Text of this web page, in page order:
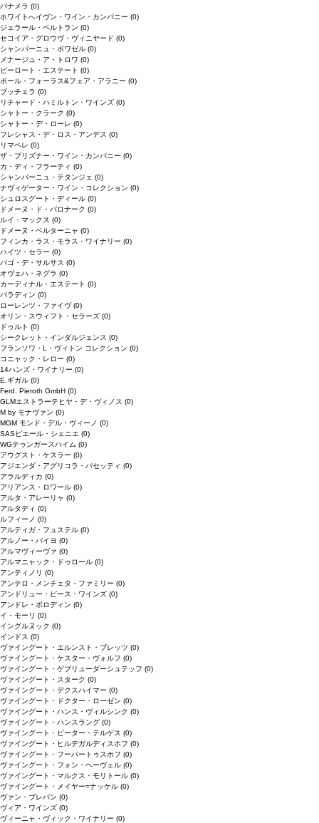
パナメラ (0)
ホワイトへイヴン・ワイン・カンパニー (0)
ジェラール・ベルトラン (0)
セコイア・グロウヴ・ヴィニヤード (0)
シャンパーニュ・ボワゼル (0)
メナージュ・ア・トロワ (0)
ピーロート・エステート (0)
ボール・フォーラス&フェア・アラニー (0)
ブッチェラ (0)
リチャード・ハミルトン・ワインズ (0)
シャトー・クラーク (0)
シャトー・デ・ローレ (0)
フレシャス・デ・ロス・アンデス (0)
リマペレ (0)
ザ・プリズナー・ワイン・カンパニー (0)
カ・ディ・フラーティ (0)
シャンパーニュ・テタンジェ (0)
ナヴィゲーター・ワイン・コレクション (0)
シュロスグート・ディール (0)
ドメーヌ・ド・バロナーク (0)
ルイ・マックス (0)
ドメーヌ・ベルターニャ (0)
フィンカ・ラス・モラス・ワイナリー (0)
ハイツ・セラー (0)
パゴ・デ・サルサス (0)
オヴェハ・ネグラ (0)
カーディナル・エステート (0)
パラディン (0)
ローレンツ・ファイヴ(0)
オリン・スウィフト・セラーズ (0)
ドゥルト (0)
シークレット・インダルジェンス (0)
フランソワ・L・ヴィトン コレクション (0)
コニャック・レロー (0)
14ハンズ・ワイナリー (0)
E.ギガル (0)
Ferd. Pieroth GmbH (0)
GLMエストラーテヒヤ・デ・ヴィノス (0)
M by モナヴァン (0)
MGM モンド・デル・ヴィーノ (0)
SASピエール・シェニエ (0)
WGテゥンガースハイム (0)
アウグスト・ケスラー (0)
アジエンダ・アグリコラ・パセッティ (0)
アラルディカ (0)
アリアンス・ロワール (0)
アルタ・アレーリャ (0)
アルタディ (0)
ルフィーノ (0)
アルティガ・フュステル (0)
アルノー・バイヨ (0)
アルマヴィーヴァ (0)
アルマニャック・ドゥロール (0)
アンティノリ (0)
アンテロ・メンチェタ・ファミリー (0)
アンドリュー・ピース・ワインズ (0)
アンドレ・ボロディン (0)
イ・モーリ (0)
イングルヌック (0)
インドス (0)
ヴァイングート・エルンスト・ブレッツ (0)
ヴァイングート・ケスター・ヴォルフ (0)
ヴァイングート・ゲブリューダーシュテッフ (0)
ヴァイングート・スターク (0)
ヴァイングート・デクスハイマー (0)
ヴァイングート・ドクター・ローゼン (0)
ヴァイングート・ハンス・ヴィルシンク (0)
ヴァイングート・ハンスラング (0)
ヴァイングート・ピーター・テルゲス (0)
ヴァイングート・ヒルデガルディスホフ (0)
ヴァイングート・フーバートゥスホフ (0)
ヴァイングート・フォン・ヘーヴェル (0)
ヴァイングート・マルクス・モリトール (0)
ヴァイングート・メイヤー=ナッケル (0)
ヴァン・ブレバン (0)
ヴィア・ワインズ (0)
ヴィーニャ・ヴィック・ワイナリー (0)